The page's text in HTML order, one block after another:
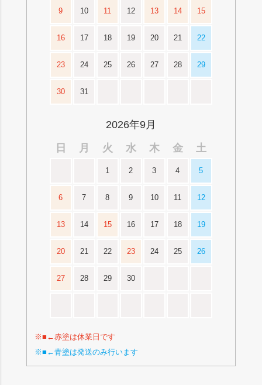
9 10 11 12 13 14 15
16 17 18 19 20 21 22
23 24 25 26 27 28 29
30 31
2026年9月
日
月 火 水 木 金 土
1 2 3 4 5
6 7 8 9 10 11 12
13 14 15 16 17 18 19
20 21 22 23 24 25 26
27 28 29 30
※■←赤塗は休業日です
※■←青塗は発送のみ行います